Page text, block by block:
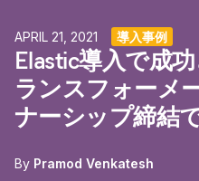
APRIL 21, 2021 導入事例
Elastic導入で成
ランスフォーメ
ナーシップ締結
By Pramod Venkatesh